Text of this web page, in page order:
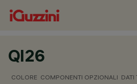
QI26
COLORE COMPONENTI OPZIONALI DATI